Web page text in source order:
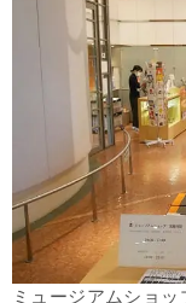
ミュージアムショ